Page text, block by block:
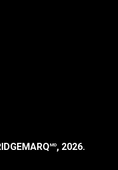
MD, 2026.